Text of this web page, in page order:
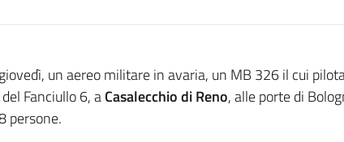
un aereo militare in avaria, un MB 326 il cui
Fanciullo 6, aCasalecchio di Reno, alle porte di
persone.